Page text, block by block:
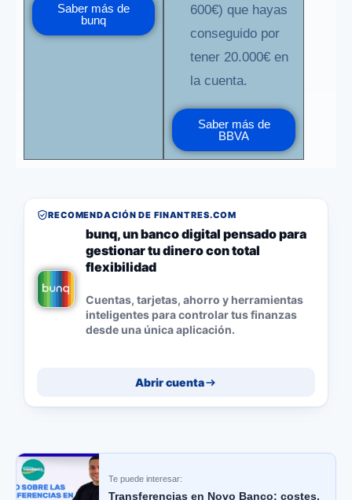
Saber más de
bunq
600€) que hayas
conseguido por
tener 20.000€ en
la cuenta.
Saber más de
BBVA
RECOMENDACIÓN DE FINANTRES.COM
bunq, un banco digital pensado para
gestionar tu dinero con total
flexibilidad
Cuentas, tarjetas, ahorro y herramientas
inteligentes para controlar tus finanzas
desde una única aplicación.
Abrir cuenta
Te puede interesar:
Transferencias en Novo Banco: costes,